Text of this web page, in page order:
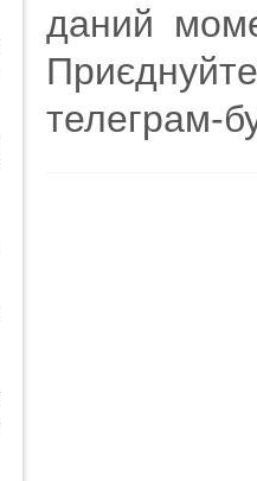
даний
телеграм-